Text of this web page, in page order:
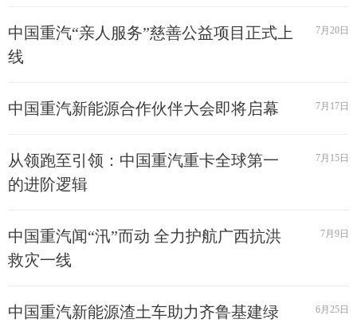
中国重汽“亲人服务”慈善公益项目正式上
线
7月20日
中国重汽新能源合作伙伴大会即将启幕 7月17日
从领跑至引领：中国重汽重卡全球第一
的进阶逻辑
7月15日
中国重汽闻“汛”而动 全力护航广西抗洪
救灾一线
7月9日
中国重汽新能源渣土车助力齐鲁基建绿
6月25日